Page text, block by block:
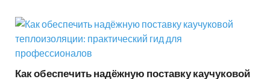
Как обеспечить надёжную поставку каучуковой